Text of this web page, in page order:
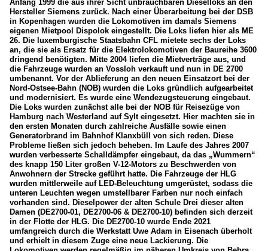
Anfang 1999 die aus ihrer Sicht unbrauchbaren Dieselloks an den
Hersteller Siemens zurück. Nach einer Überarbeitung bei der DSB
in Kopenhagen wurden die Lokomotiven im damals Siemens
eigenen Mietpool Dispolok eingestellt. Die Loks liefen hier als ME
26. Die luxemburgische Staatsbahn CFL mietete sechs der Loks
an, die sie als Ersatz für die Elektrolokomotiven der Baureihe 3600
dringend benötigten. Mitte 2004 liefen die Mietverträge aus, und
die Fahrzeuge wurden an Vossloh verkauft und nun in DE 2700
umbenannt. Vor der Ablieferung an den neuen Einsatzort bei der
Nord-Ostsee-Bahn (NOB) wurden die Loks gründlich aufgearbeitet
und modernisiert. Es wurde eine Wendezugsteuerung eingebaut.
Die Loks wurden zunächst alle bei der NOB für Reisezüge von
Hamburg nach Westerland auf Sylt eingesetzt. Hier machten sie in
den ersten Monaten durch zahlreiche Ausfälle sowie einen
Generatorbrand im Bahnhof Klanxbüll von sich reden. Diese
Probleme ließen sich jedoch beheben. Im Laufe des Jahres 2007
wurden verbesserte Schalldämpfer eingebaut, da das „Wummern“
des knapp 150 Liter großen V-12-Motors zu Beschwerden von
Anwohnern der Strecke geführt hatte. Die Fahrzeuge der HLG
wurden mittlerweile auf LED-Beleuchtung umgerüstet, sodass die
unteren Leuchten wegen umstellbarer Farben nur noch einfach
vorhanden sind. Dieselpower der alten Schule Drei dieser alten
Damen (DE2700-01, DE2700-06 & DE2700-10) befinden sich derzeit
in der Flotte der HLG. Die DE2700-10 wurde Ende 2021
umfangreich durch die Werkstatt Uwe Adam in Eisenach überholt
und erhielt in diesem Zuge eine neue Lackierung. Die